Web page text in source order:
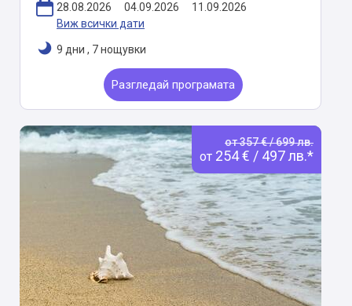
28.08.2026 04.09.2026
11.09.2026
Виж всички дати
9 дни , 7 нощувки
Разгледай програмата
от 357 € / 699 лв.
от 254 € / 497 лв.*